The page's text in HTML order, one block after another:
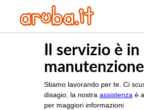
Il servizio è in
manutenzione
Stiamo lavorando per te. Ci
disagio, la nostra assistenza è
per maggiori informazioni